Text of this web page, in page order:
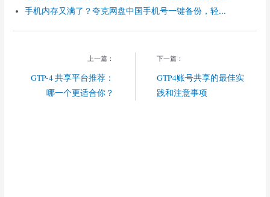
手机内存又满了？夸克网盘中国手机号一键备份，轻...
上一篇：
GTP-4 共享平台推荐：
哪一个更适合你？
下一篇：
GTP4账号共享的最佳实
践和注意事项